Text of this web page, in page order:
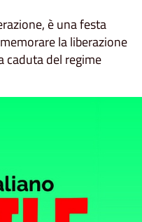
è una festa
la liberazione
caduta del regime